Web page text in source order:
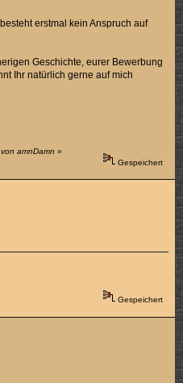
erstmal kein Anspruch auf
Geschichte, eurer Bewerbung
Ihr natürlich gerne auf mich
amnDamn »
Gespeichert
Gespeichert